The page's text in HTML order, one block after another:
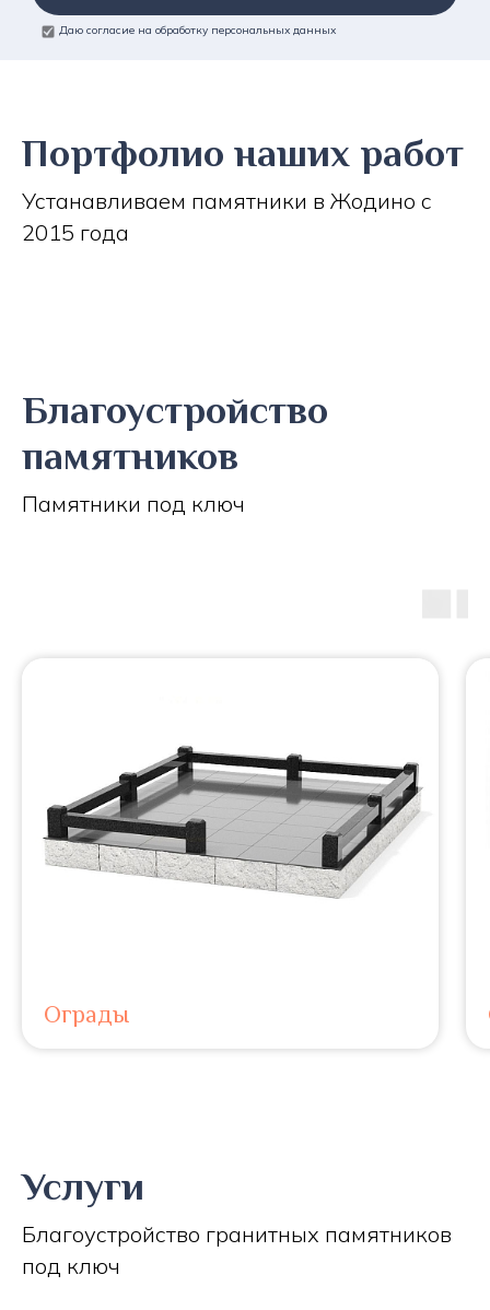
Даю согласие на обработку персональных данных
Портфолио наших работ
Устанавливаем памятники в Жодино с
2015 года
Благоустройство
памятников
Памятники под ключ
Ограды
Услуги
Благоустройство гранитных памятников
под ключ